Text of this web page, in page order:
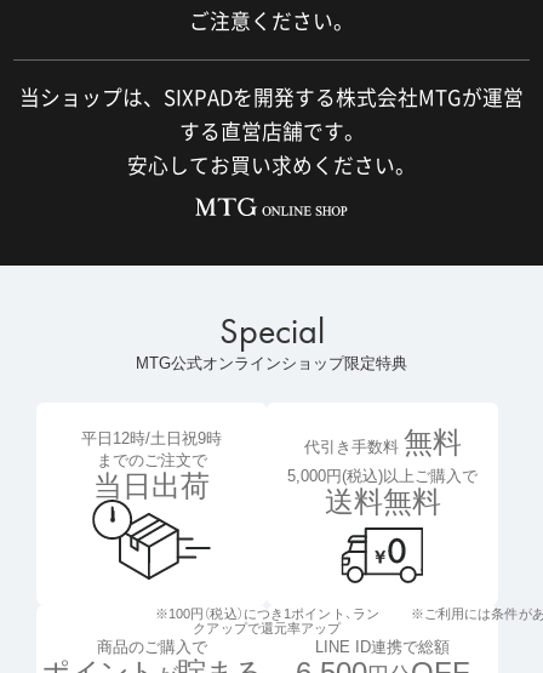
ご注意ください。
当ショップは、SIXPADを開発する株式会社MTGが運営
する直営店舗です。
安心してお買い求めください。
Special
MTG公式オンラインショップ限定特典
平日12時/土日祝9時
までのご注文で
当日出荷
代引き手数料 無料
5,000円(税込)以上ご購入で
送料無料
商品のご購入で
※100円（税込）につき1ポイント、 ラン
クアップで還元率アップ
LINE ID連携で総額
※ご利用には条件が